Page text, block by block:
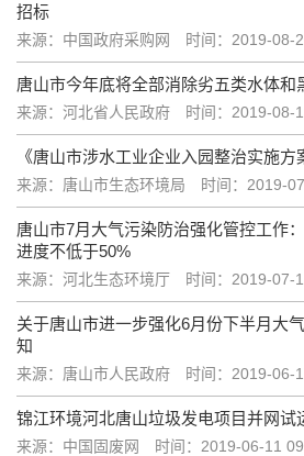
招标
来源：中国政府采购网 时间：2019-08-
唐山市今年底将全部消除劣五类水体和
来源：河北省人民政府 时间：2019-08-
《唐山市涉水工业企业入园整治实施方
来源：唐山市生态环境局 时间：2019-
唐山市7月大气污染防治强化管控工作
进度不低于50%
来源：河北生态环境厅 时间：2019-07-
关于唐山市进一步强化6月份下半月大
知
来源：唐山市人民政府 时间：2019-06-
锦江环境河北唐山垃圾发电项目并网试
来源：中国固废网 时间：2019-06-11